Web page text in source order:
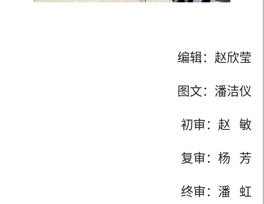
编辑：赵欣莹
图文：潘洁仪
初审：赵 敏
复审：杨 芳
终审：潘 虹